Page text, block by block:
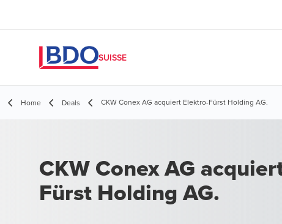
SUISSE
Home Deals CKW Conex AG acquiert Elektro-Fürst Holding AG.
CKW Conex AG
Fürst Holding AG.